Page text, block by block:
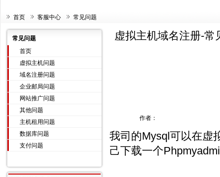
首页 客服中心 常见问题
常见问题
首页
虚拟主机问题
域名注册问题
企业邮局问题
网站推广问题
其他问题
主机租用问题
数据库问题
支付问题
虚拟主机域名注册-常
作者：
我司的Mysql可以在虚
己下载一个